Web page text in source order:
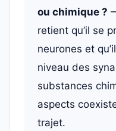
ou chimique ?
retient qu’il se
neurones et
niveau des
substances
aspects
trajet.